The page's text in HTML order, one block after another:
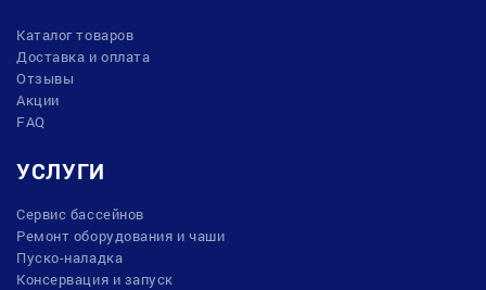
Каталог товаров
Доставка и оплата
Отзывы
Акции
FAQ
УСЛУГИ
Сервис бассейнов
Ремонт оборудования и чаши
Пуско-наладка
Консервация и запуск